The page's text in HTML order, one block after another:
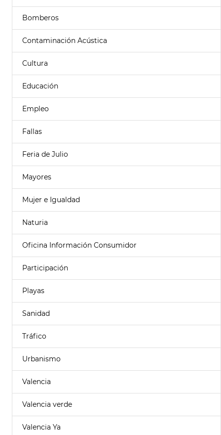
Bomberos
Contaminación Acústica
Cultura
Educación
Empleo
Fallas
Feria de Julio
Mayores
Mujer e Igualdad
Naturia
Oficina Información Consumidor
Participación
Playas
Sanidad
Tráfico
Urbanismo
Valencia
Valencia verde
Valencia Ya